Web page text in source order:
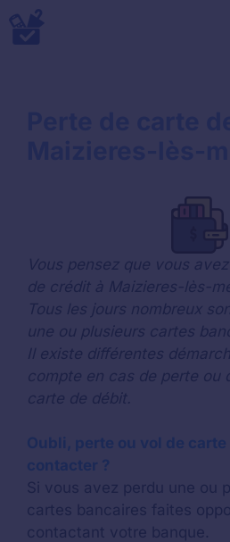
Aller
au
Vous pensez que vous
de crédit à Maizieres-lès-
Tous les jours nombreux
une ou plusieurs cartes
Il existe différentes
compte en cas de perte ou
carte de débit.
Oubli, perte ou vol de carte
contacter ?
Si vous avez perdu une ou
cartes bancaires faites
contactant votre banque.